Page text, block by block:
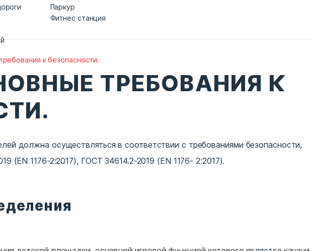
Паркур
Фитнес станция
к безопасности.
ТРЕБОВАНИЯ К
должна осуществляться в соответствии с требованиями безопасности,
(EN 1176-2:2017), ГОСТ 34614.2-2019 (EN 1176- 2:2017).